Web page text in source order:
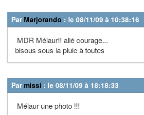
Par Marjorando : le 08/11/09 à 10:38:16
MDR Mélaur!! allé courage...
bisous sous la pluie à toutes
Parmissi : le 08/11/09 à 18:18:33
Mélaur une photo !!!